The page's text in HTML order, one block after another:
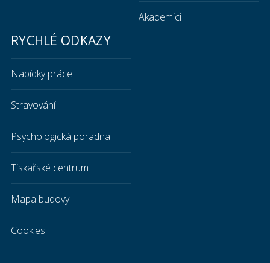
Akademici
RYCHLÉ ODKAZY
Nabídky práce
Stravování
Psychologická poradna
Tiskařské centrum
Mapa budovy
Cookies